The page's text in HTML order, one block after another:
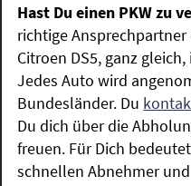
Hast Du einen PKW zu
richtige Ansprechpartner
Citroen DS5, ganz
Jedes Auto wird
Bundesländer. Du
Du dich über die
freuen. Für Dich
schnellen Abnehmer